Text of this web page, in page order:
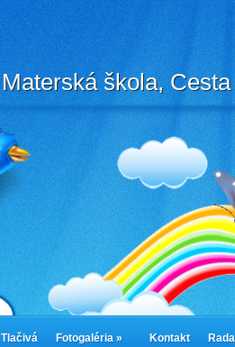
Materská škola,
Tlačivá Fotogaléria » Kontakt